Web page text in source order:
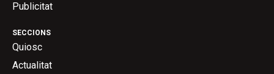
SECCIONS
Quiosc
Actualitat
Publicitat